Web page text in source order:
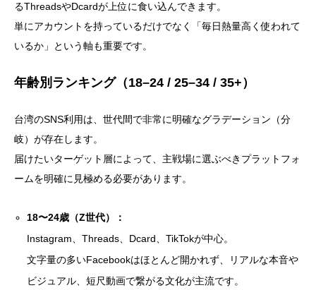
るThreadsやDcardが上位に食い込んできます。
単にアカウントを持っているだけでなく「毎日熱量高く使われて
いるか」という軸も重要です。
年齢別ランキング（18–24 / 25–34 / 35+）
台湾のSNS利用は、世代間で非常に明確なグラデーション（分
岐）が存在します。
届けたいターゲット層によって、主戦場に選ぶべきプラットフォ
ームを明確に見極める必要があります。
18〜24歳（Z世代）：
Instagram、Threads、Dcard、TikTokが中心。
文字量の多いFacebookはほとんど開かれず、リアルな本音や
ビジュアル、短尺動画で繋がる文化が主流です。